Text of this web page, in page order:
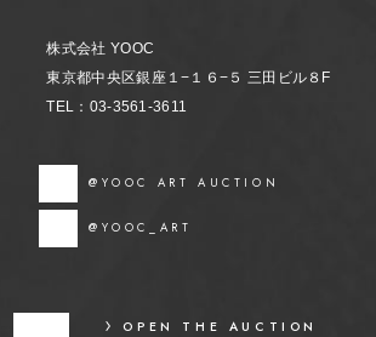
株式会社 YOOC
東京都中央区銀座１−１６−５ 三田ビル８F
TEL：03-3561-3611
@YOOC ART AUCTION
@YOOC_ART
OPEN THE AUCTION